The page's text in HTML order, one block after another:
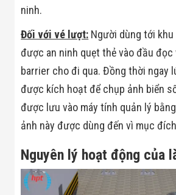
ninh.
Đối với vé lượt: Người dùng tới
được an ninh quẹt thẻ vào đầu đọc
barrier cho đi qua. Đồng thời ngay
được kích hoạt để chụp ảnh biển
được lưu vào máy tính quản lý
ảnh này được dùng đến vì mục
Nguyên lý hoạt động của